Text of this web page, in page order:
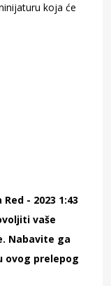
koja će
- 2023 1:43
vaše
Nabavite ga
ovog prelepog